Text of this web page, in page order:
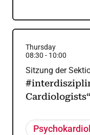
Thursday
08:30 - 10:00
Sitzung der